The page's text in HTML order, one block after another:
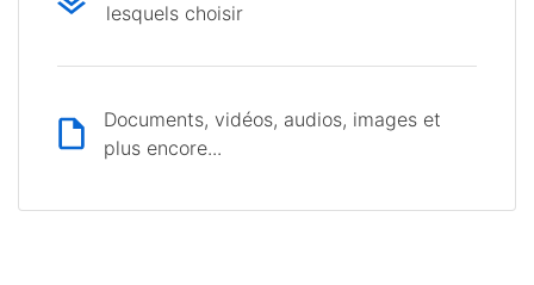
lesquels choisir
Documents, vidéos, audios, images et
plus encore...